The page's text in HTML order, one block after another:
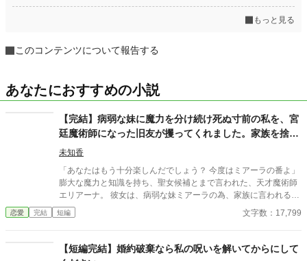
もっと見る
このコンテンツについて報告する
あなたにおすすめの小説
【完結】病弱な妹に魔力を分け続け死ぬ寸前の私を、宮
廷魔術師になった旧友が攫ってくれました。家族を捨て
て幸せになっていいんですか？
未知香
「あなたはもう十分楽しんだでしょう？ 今度はミアーラの番よ」
膨大な魔力と知識を持ち、聖女候補とまで言われた、天才魔術師
エリアーナ。 彼女は、病弱な妹ミアーラの為、家族に言われるま
ま自らの膨大な魔力を差し出すことにした。 「そうだ。私は健康
で、今まで十分に楽しんできた。だから、あげるのは当然だ」 魔
ら姿を消してしまう事となった。 一方、妹ミアーラは姉から与え
られた魔力を使い、聖女候補として称賛されるように。 家族の呪
恋愛 完結 短編 文字数：17,799
【短編完結】婚約破棄なら私の呪いを解いてからにして